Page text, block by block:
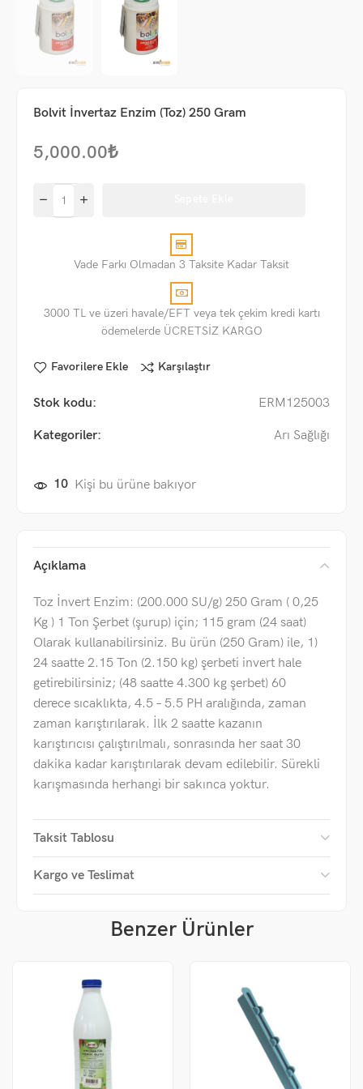
Bolvit İnvertaz Enzim (Toz) 250 Gram
5,000.00₺
Vade Farkı Olmadan 3 Taksite Kadar Taksit
3000 TL ve üzeri havale/EFT veya tek çekim kredi kartı
ödemelerde ÜCRETSİZ KARGO
Favorilere Ekle Karşılaştır
Stok kodu: ERM125003
Kategoriler: Arı Sağlığı
10 Kişi bu ürüne bakıyor
Açıklama
Toz İnvert Enzim: (200.000 SU/g) 250 Gram ( 0,25
Kg ) 1 Ton Şerbet (şurup) için; 115 gram (24 saat)
Olarak kullanabilirsiniz. Bu ürün (250 Gram) ile, 1)
24 saatte 2.15 Ton (2.150 kg) şerbeti invert hale
getirebilirsiniz; (48 saatte 4.300 kg şerbet) 60
derece sıcaklıkta, 4.5 – 5.5 PH aralığında, zaman
zaman karıştırılarak. İlk 2 saatte kazanın
karıştırıcısı çalıştırılmalı, sonrasında her saat 30
dakika kadar karıştırılarak devam edilebilir. Sürekli
karışmasında herhangi bir sakınca yoktur.
Taksit Tablosu
Kargo ve Teslimat
Benzer Ürünler